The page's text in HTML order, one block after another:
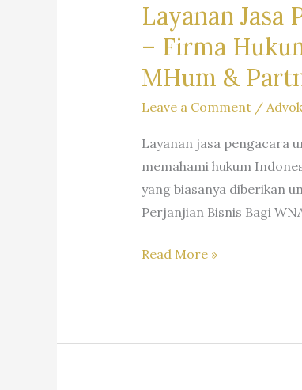
Layanan Jasa
– Firma
MHum &
Leave a Comment /
Layanan jasa pengacara
memahami hukum
yang biasanya diberikan
Perjanjian Bisnis Bagi
Layanan
Negara
Read More »